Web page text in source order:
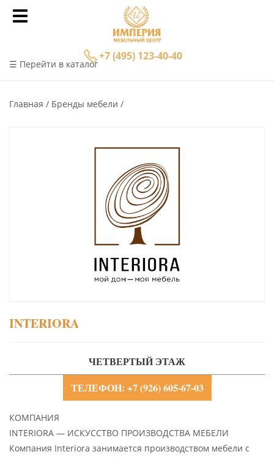
+7 (495) 123-40-40
☰ Перейти в каталог
Главная Бренды мебели
INTERIORA
ЧЕТВЕРТЫЙ ЭТАЖ
ТЕЛЕФОН: +7 (926) 605-67-03
КОМПАНИЯ
INTERIORA — ИСКУССТВО ПРОИЗВОДСТВА МЕБЕЛИ
Компания Interiora занимается производством мебели с